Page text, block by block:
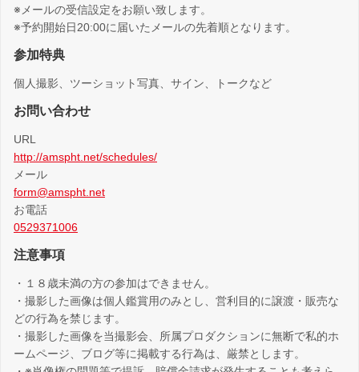
※メールの受信設定をお願い致します。
※予約開始日20:00に届いたメールの先着順となります。
参加特典
個人撮影、ツーショット写真、サイン、トークなど
お問い合わせ
URL
http://amspht.net/schedules/
メール
form@amspht.net
お電話
0529371006
注意事項
・１８歳未満の方の参加はできません。
・撮影した画像は個人鑑賞用のみとし、営利目的に譲渡・販売な
どの行為を禁じます。
・撮影した画像を当撮影会、所属プロダクションに無断で私的ホ
ームページ、ブログ等に掲載する行為は、厳禁とします。